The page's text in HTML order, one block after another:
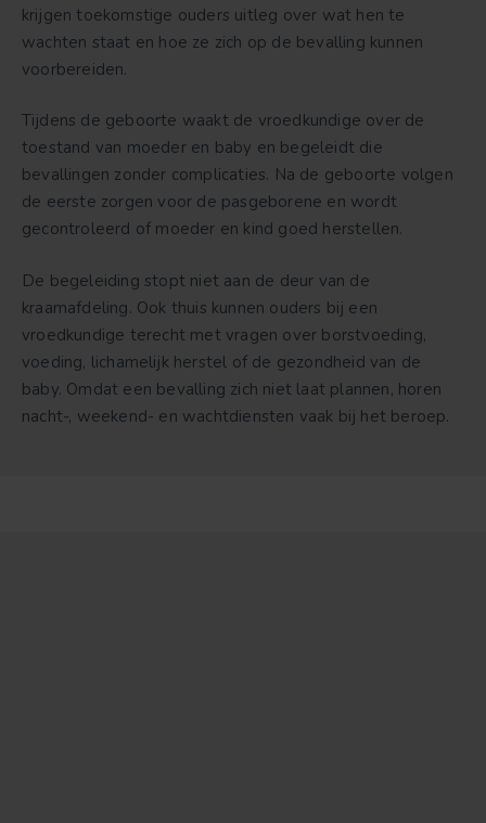
krijgen toekomstige ouders uitleg over wat hen te
wachten staat en hoe ze zich op de bevalling kunnen
voorbereiden.
Tijdens de geboorte waakt de vroedkundige over de
toestand van moeder en baby en begeleidt die
bevallingen zonder complicaties. Na de geboorte volgen
de eerste zorgen voor de pasgeborene en wordt
gecontroleerd of moeder en kind goed herstellen.
De begeleiding stopt niet aan de deur van de
kraamafdeling. Ook thuis kunnen ouders bij een
vroedkundige terecht met vragen over borstvoeding,
voeding, lichamelijk herstel of de gezondheid van de
baby. Omdat een bevalling zich niet laat plannen, horen
nacht-, weekend- en wachtdiensten vaak bij het beroep.